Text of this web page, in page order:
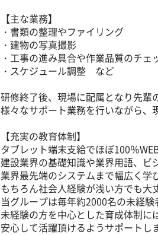
【主な業務】
・書類の整理やファイリング
・建物の写真撮影
・工事の進み具合や作業品質のチェ
・スケジュール調整 など
研修終了後、現場に配属となり先輩
様々なサポート業務を行いながら、
【充実の教育体制】
タブレット端末支給でほぼ100％
建設業界の基礎知識や業界用語、ビ
業界最先端のシステムまで幅広く学
もちろん社会人経験が浅い方でも大
当グループは毎年約2000名の未経験
未経験の方を中心とした育成体制に
安心して活躍頂けるようサポートし